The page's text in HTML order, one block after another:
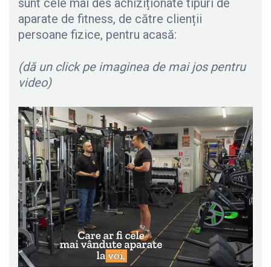
sunt cele mai des achiziționate tipuri de
aparate de fitness, de către clienții
persoane fizice, pentru acasă:
(dă un click pe imaginea de mai jos pentru
video)